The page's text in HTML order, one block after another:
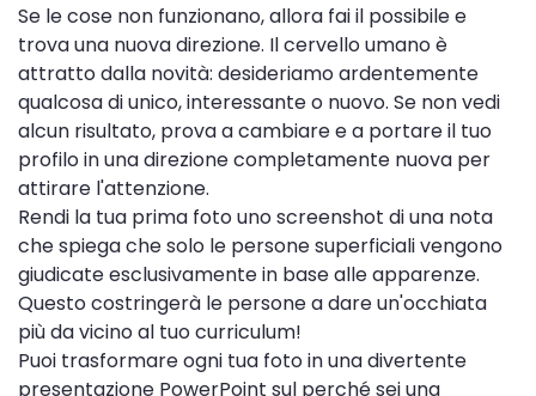
Se le cose non funzionano, allora fai il possibile e
trova una nuova direzione. Il cervello umano è
attratto dalla novità: desideriamo ardentemente
qualcosa di unico, interessante o nuovo. Se non vedi
alcun risultato, prova a cambiare e a portare il tuo
profilo in una direzione completamente nuova per
attirare l'attenzione.
Rendi la tua prima foto uno screenshot di una nota
che spiega che solo le persone superficiali vengono
giudicate esclusivamente in base alle apparenze.
Questo costringerà le persone a dare un'occhiata
più da vicino al tuo curriculum!
Puoi trasformare ogni tua foto in una divertente
presentazione PowerPoint sul perché sei una